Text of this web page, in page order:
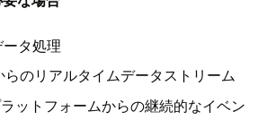
タ処理
らのリアルタイムデータストリーム
ットフォームからの継続的なイベン